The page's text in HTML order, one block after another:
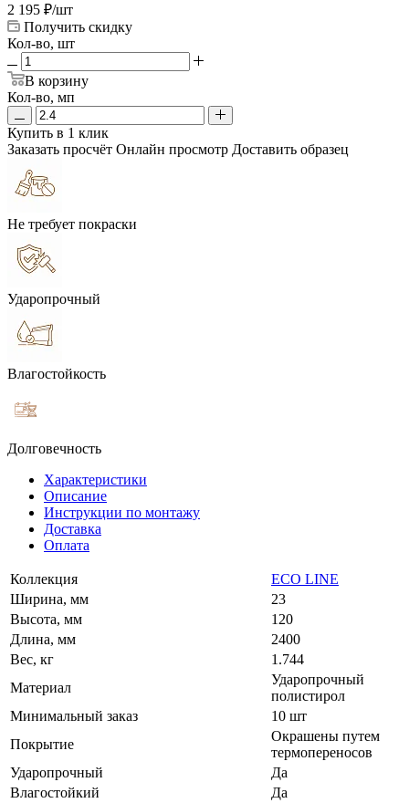
2 195 ₽/шт
Получить скидку
Кол-во, шт
В корзину
Кол-во, мп
Купить в 1 клик
Заказать просчёт Онлайн просмотр Доставить образец
Не требует покраски
Ударопрочный
Влагостойкость
Долговечность
Характеристики
Описание
Инструкции по монтажу
Доставка
Оплата
Коллекция
ECO LINE
Ширина, мм
23
Высота, мм
120
Длина, мм
2400
Вес, кг
1.744
Материал
Ударопрочный
полистирол
Минимальный заказ
10 шт
Покрытие
Окрашены путем
термопереносов
Ударопрочный
Да
Влагостойкий
Да